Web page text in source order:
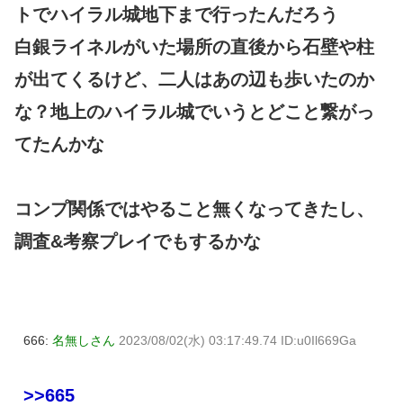
トでハイラル城地下まで行ったんだろう
白銀ライネルがいた場所の直後から石壁や柱
が出てくるけど、二人はあの辺も歩いたのか
な？地上のハイラル城でいうとどこと繋がっ
てたんかな
コンプ関係ではやること無くなってきたし、
調査&考察プレイでもするかな
666: 名無しさん 2023/08/02(水) 03:17:49.74 ID:u0Il669Ga
>>665